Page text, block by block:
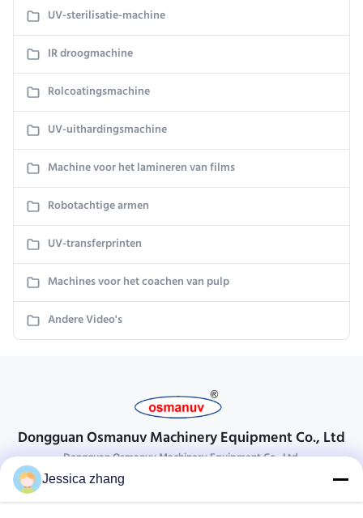
UV-sterilisatie-machine
IR droogmachine
Rolcoatingsmachine
UV-uithardingsmachine
Machine voor het lamineren van films
Robotachtige armen
UV-transferprinten
Machines voor het coachen van pulp
Andere Video's
Dongguan Osmanuv Machinery Equipment Co., Ltd
Dongguan Osmanuv Machinery Equipment Co., Ltd.
Neem contact op.
Jessica zhang